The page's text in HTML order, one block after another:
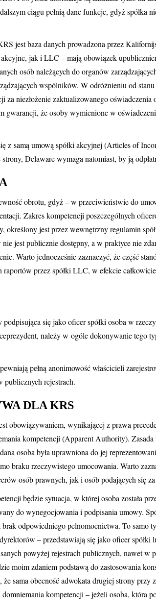
ciągu pełnią dane funkcje, gdyż spółka
jest baza danych prowadzona przez
jak i LLC – mają obowiązek
osób należących do organów
wspólników. W odróżnieniu od
za niezłożenie zaktualizowanego
gwarancji, że osoby wymienione w
z samą umową spółki akcyjnej (Articles of
Delaware wymaga natomiast, by ją
obrotu, gdyż – w przeciwieństwie do
Zakres kompetencji poszczególnych
określony jest przez wewnętrzny regulamin
jest publicznie dostępny, a w praktyce nie
Warto jednocześnie zaznaczyć, że część
przez spółki LLC, w efekcie
się jako oficer spółki osoba w
należy w ogóle dokonywanie tego
pełną anonimowość właścicieli
rejestrach.
DLA KRS
obowiązywaniem, wynikającej z prawa
kompetencji (Apparent Authority). Zasada
osoba była uprawniona do jej
braku rzeczywistego umocowania. Warto
osób prawnych, jak i osób podających się
będzie sytuacja, w której osoba została
do wynegocjowania i podpisania umowy.
odpowiedniego pełnomocnictwa. To samo
– przedstawiają się jako oficer spółki
powyżej rejestrach publicznych, nawet w
moim zdaniem podstawą do zastosowania
sama obecność adwokata drugiej strony przy
kompetencji – jeżeli osoba, która